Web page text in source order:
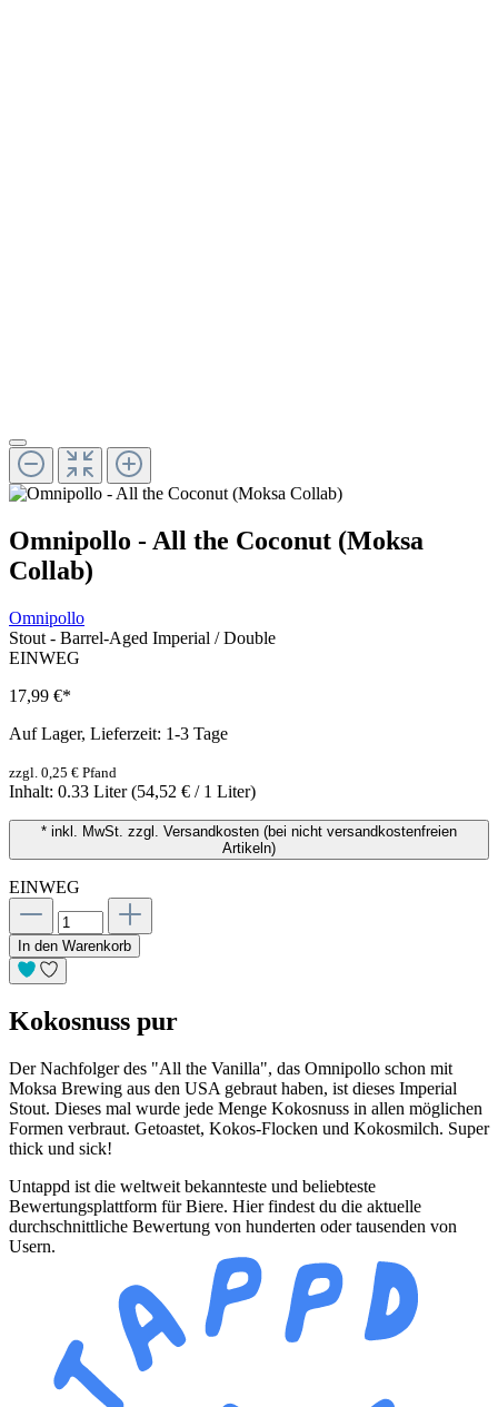
Omnipollo - All the Coconut (Moksa
Collab)
Omnipollo
Stout - Barrel-Aged Imperial / Double
EINWEG
17,99 €*
Auf Lager, Lieferzeit: 1-3 Tage
zzgl. 0,25 € Pfand
Inhalt: 0.33 Liter(54,52 € / 1 Liter)
* inkl. MwSt. zzgl. Versandkosten (bei nicht versandkostenfreien
Artikeln)
EINWEG
In den Warenkorb
Kokosnuss pur
Der Nachfolger des "All the Vanilla", das Omnipollo schon mit
Moksa Brewing aus den USA gebraut haben, ist dieses Imperial
Stout. Dieses mal wurde jede Menge Kokosnuss in allen möglichen
Formen verbraut. Getoastet, Kokos-Flocken und Kokosmilch. Super
thick und sick!
Untappd ist die weltweit bekannteste und beliebteste
Bewertungsplattform für Biere. Hier findest du die aktuelle
durchschnittliche Bewertung von hunderten oder tausenden von
Usern.